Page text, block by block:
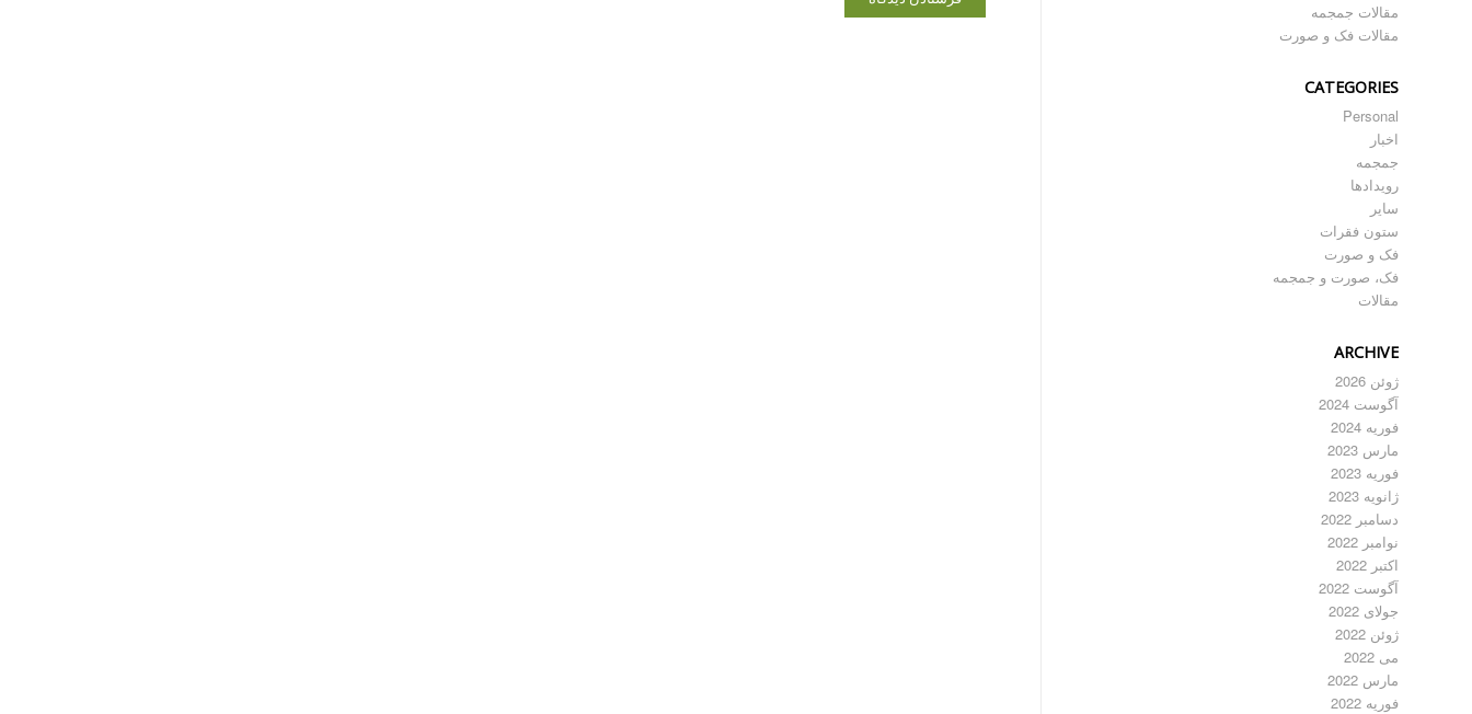
مقالات جمجمه
مقالات فک و صورت
CATEGORIES
Personal
اخبار
جمجمه
رویدادها
سایر
ستون فقرات
فک و صورت
فک، صورت و جمجمه
مقالات
ARCHIVE
ژوئن 2026
آگوست 2024
فوریه 2024
مارس 2023
فوریه 2023
ژانویه 2023
دسامبر 2022
نوامبر 2022
اکتبر 2022
آگوست 2022
جولای 2022
ژوئن 2022
می 2022
مارس 2022
فوریه 2022